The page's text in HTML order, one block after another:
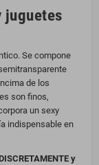
juguetes
Se compone
de los
son finos,
un sexy
indispensable en
y